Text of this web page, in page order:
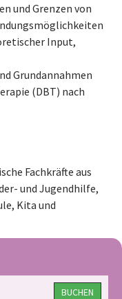
und Grenzen von
Input,
Grundannahmen
(DBT) nach
Fachkräfte aus
und Jugendhilfe,
Kita und
BUCHEN